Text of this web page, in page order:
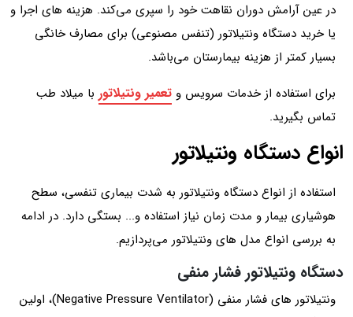
در عین آرامش دوران نقاهت خود را سپری می‌کند. هزینه های اجرا و
یا خرید دستگاه ونتیلاتور (تنفس مصنوعی) برای مصارف خانگی
بسیار کمتر از هزینه بیمارستان می‌باشد.
برای استفاده از خدمات سرویس و تعمیر ونتیلاتور با میلاد طب
تماس بگیرید.
انواع دستگاه ونتیلاتور
استفاده از انواع دستگاه ونتیلاتور به شدت بیماری تنفسی، سطح
هوشیاری بیمار و مدت زمان نیاز استفاده و... بستگی دارد. در ادامه
به بررسی انواع مدل های ونتیلاتور می‌پردازیم.
دستگاه ونتیلاتور فشار منفی
ونتیلاتور های فشار منفی (Negative Pressure Ventilator)، اولین